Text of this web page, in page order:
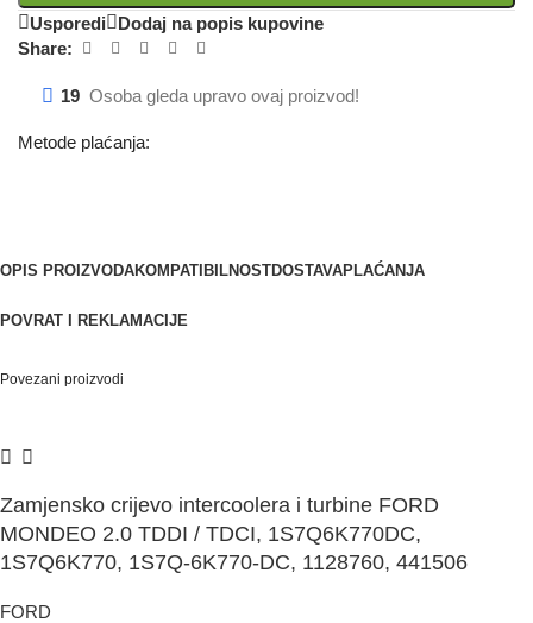
Usporedi
Dodaj na popis kupovine
Share:
19 Osoba gleda upravo ovaj proizvod!
Metode plaćanja:
OPIS PROIZVODAKOMPATIBILNOSTDOSTAVAPLAĆANJA
POVRAT I REKLAMACIJE
Povezani proizvodi
Zamjensko crijevo intercoolera i turbine FORD
MONDEO 2.0 TDDI / TDCI, 1S7Q6K770DC,
1S7Q6K770, 1S7Q-6K770-DC, 1128760, 441506
FORD